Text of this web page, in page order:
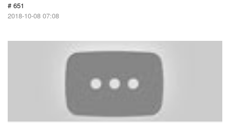
# 651
2018-10-08 07:08